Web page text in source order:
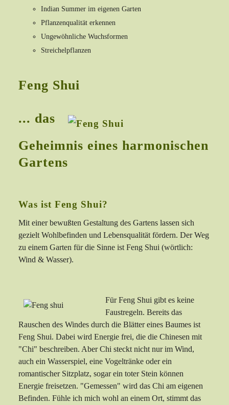
Indian Summer im eigenen Garten
Pflanzenqualität erkennen
Ungewöhnliche Wuchsformen
Streichelpflanzen
Feng Shui
... das
Geheimnis eines harmonischen
Gartens
Was ist Feng Shui?
Mit einer bewußten Gestaltung des Gartens lassen sich
gezielt Wohlbefinden und Lebensqualität fördern. Der Weg
zu einem Garten für die Sinne ist Feng Shui (wörtlich:
Wind & Wasser).
Für Feng Shui gibt es keine
Faustregeln. Bereits das
Rauschen des Windes durch die Blätter eines Baumes ist
Feng Shui. Dabei wird Energie frei, die die Chinesen mit
"Chi" beschreiben. Aber Chi steckt nicht nur im Wind,
auch ein Wasserspiel, eine Vogeltränke oder ein
romantischer Sitzplatz, sogar ein toter Stein können
Energie freisetzen. "Gemessen" wird das Chi am eigenen
Befinden. Fühle ich mich wohl an einem Ort, stimmt das